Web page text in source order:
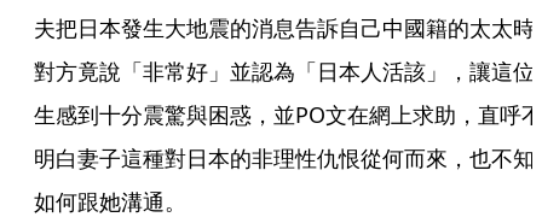
夫把日本發生大地震的消息告訴自己中國籍的太太時
對方竟說「非常好」並認為「日本人活該」，讓這位
生感到十分震驚與困惑，並PO文在網上求助，直呼不
明白妻子這種對日本的非理性仇恨從何而來，也不知
如何跟她溝通。